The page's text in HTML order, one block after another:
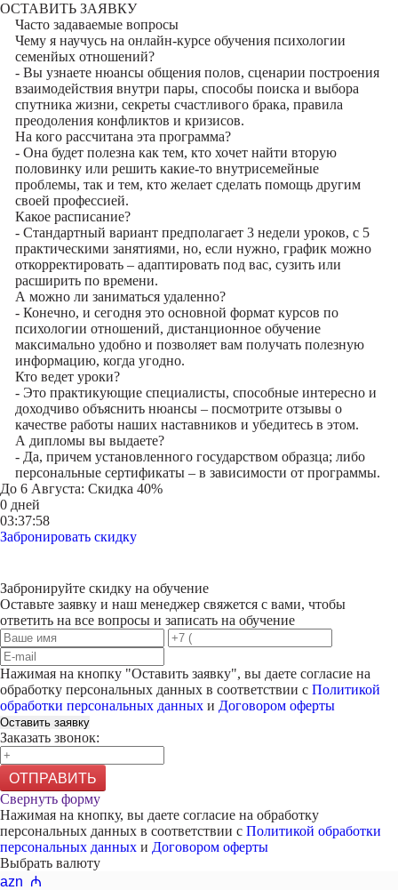
ОСТАВИТЬ ЗАЯВКУ
Часто задаваемые вопросы
Чему я научусь на онлайн-курсе обучения психологии
семенйых отношений?
- Вы узнаете нюансы общения полов, сценарии построения
взаимодействия внутри пары, способы поиска и выбора
спутника жизни, секреты счастливого брака, правила
преодоления конфликтов и кризисов.
На кого рассчитана эта программа?
- Она будет полезна как тем, кто хочет найти вторую
половинку или решить какие-то внутрисемейные
проблемы, так и тем, кто желает сделать помощь другим
своей профессией.
Какое расписание?
- Стандартный вариант предполагает 3 недели уроков, с 5
практическими занятиями, но, если нужно, график можно
откорректировать – адаптировать под вас, сузить или
расширить по времени.
А можно ли заниматься удаленно?
- Конечно, и сегодня это основной формат курсов по
психологии отношений, дистанционное обучение
максимально удобно и позволяет вам получать полезную
информацию, когда угодно.
Кто ведет уроки?
- Это практикующие специалисты, способные интересно и
доходчиво объяснить нюансы – посмотрите отзывы о
качестве работы наших наставников и убедитесь в этом.
А дипломы вы выдаете?
- Да, причем установленного государством образца; либо
персональные сертификаты – в зависимости от программы.
До 6 Августа: Скидка 40%
0 дней
03:37:58
Забронировать скидку
Забронируйте скидку на обучение
Оставьте заявку и наш менеджер свяжется с вами, чтобы
ответить на все вопросы и записать на обучение
Нажимая на кнопку "Оставить заявку", вы даете согласие на
обработку персональных данных в соответствии с Политикой
обработки персональных данных и Договором оферты
Оставить заявку
Заказать звонок:
ОТПРАВИТЬ
Свернуть форму
Нажимая на кнопку, вы даете согласие на обработку
персональных данных в соответствии с Политикой обработки
персональных данных и Договором оферты
Выбрать валюту
azn ₼